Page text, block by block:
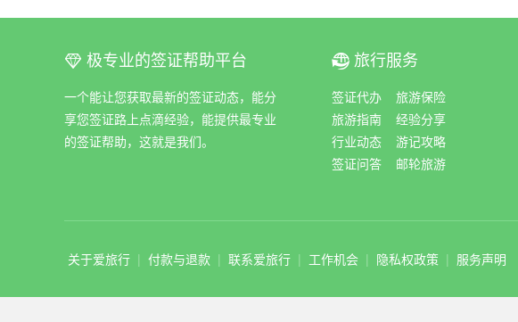
ꀆ 极专业的签证帮助平台
一个能让您获取最新的签证动态，能分
享您签证路上点滴经验，能提供最专业
的签证帮助，这就是我们。
ꀇ 旅行服务
签证代办
旅游保险
旅游指南
经验分享
行业动态
游记攻略
签证问答
邮轮旅游
关于爱旅行 | 付款与退款 | 联系爱旅行 | 工作机会 | 隐私权政策 | 服务声明